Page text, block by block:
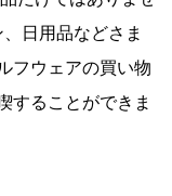
日用品などさま
フウェアの買い物
することができま